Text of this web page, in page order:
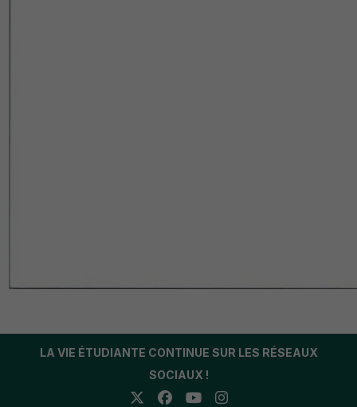
LA VIE ÉTUDIANTE CONTINUE SUR LES RÉSEAUX
SOCIAUX !